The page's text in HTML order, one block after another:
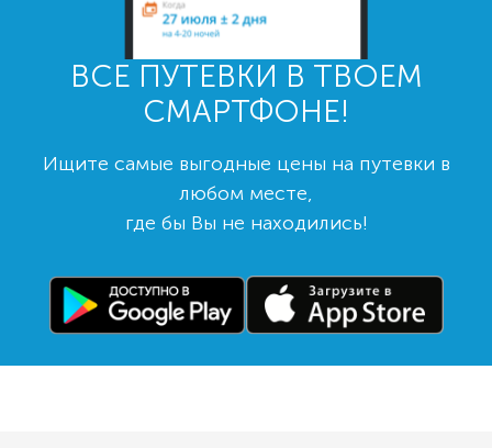
ВСЕ ПУТЕВКИ В ТВОЕМ
СМАРТФОНЕ!
Ищите самые выгодные цены на путевки в
любом месте,
где бы Вы не находились!